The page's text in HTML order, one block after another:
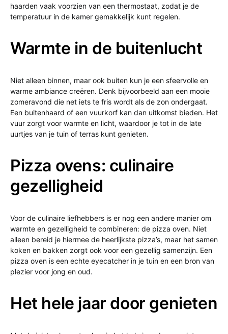
haarden vaak voorzien van een thermostaat, zodat je de
temperatuur in de kamer gemakkelijk kunt regelen.
Warmte in de buitenlucht
Niet alleen binnen, maar ook buiten kun je een sfeervolle en
warme ambiance creëren. Denk bijvoorbeeld aan een mooie
zomeravond die net iets te fris wordt als de zon ondergaat.
Een buitenhaard of een vuurkorf kan dan uitkomst bieden. Het
vuur zorgt voor warmte en licht, waardoor je tot in de late
uurtjes van je tuin of terras kunt genieten.
Pizza ovens: culinaire
gezelligheid
Voor de culinaire liefhebbers is er nog een andere manier om
warmte en gezelligheid te combineren: de pizza oven. Niet
alleen bereid je hiermee de heerlijkste pizza’s, maar het samen
koken en bakken zorgt ook voor een gezellig samenzijn. Een
pizza oven is een echte eyecatcher in je tuin en een bron van
plezier voor jong en oud.
Het hele jaar door genieten